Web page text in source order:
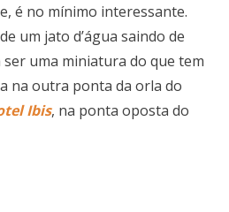
é no mínimo interessante.
um jato d’água saindo de
uma miniatura do que tem
na outra ponta da orla do
Ibis, na ponta oposta do